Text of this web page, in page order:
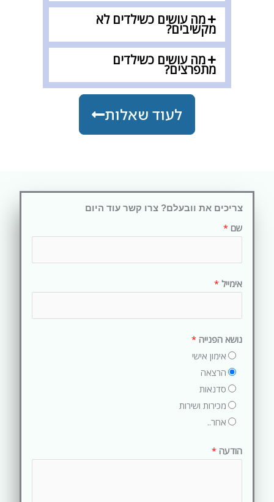
מה עושים כשילדים לא
מקשיבים?
מה עושים כשילדים
מתפרצים?
לעוד שאלות
צריכים את וובעלם? צרו קשר עוד היום
שם *
אימייל *
נושא הפנייה *
אימון אישי
הרצאה
סדנאות
מכירות ושירות
אחר..
הודעה *